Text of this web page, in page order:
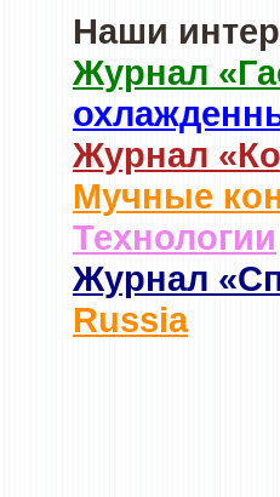
Наши
Журнал
Журнал
Мучные
Технологии
Журнал
Russia